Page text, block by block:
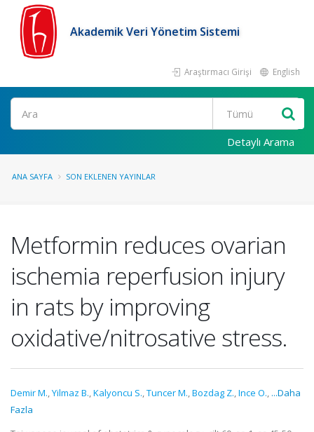
Akademik Veri Yönetim Sistemi
Araştırmacı Girişi English
Ara
Detaylı Arama
ANA SAYFA SON EKLENEN YAYINLAR
Metformin reduces ovarian
ischemia reperfusion injury
in rats by improving
oxidative/nitrosative stress.
Demir M.,Yilmaz B.,Kalyoncu S.,Tuncer M.,Bozdag Z.,Ince O., ...Daha
Fazla